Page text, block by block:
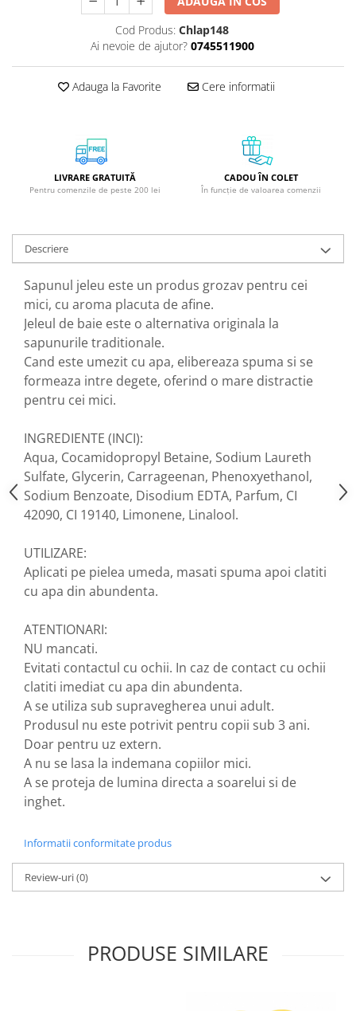
GreenPoint Trade (3 produse)
H3D - O'TOM(2 produse)
Hegron Cosmetics BV (5 produse)
Laboratoarele Remedia (98
produse)
Laboratoire Francodex (15
Landgarten GMBH & CO.KG. (13
produse)
Laropharm (25 produse)
Lavera (4 produse)
Liking S.p.A. (3 produse)
Mebra Brasov (54 produse)
Nateen (28 produse)
Nature Tech (11 produse)
Produse)
Organic Terra (2 produse)
Papoutsanis SA (37 produse)
Pawxie (12 produse)
produse)
ProdNat (6 produse)
Record (5 produse)
Rohto Pharmaceuticals Co (4
produse)
Rolly Brush - Mr.White (10
produse)
Romvac - Imunoinstant (20
produse)
Silc - Laurella (5produse)
Splash (10 produse)
The Bramton Company - Simple
Solution & Out! (8 produse)
Trixie (28 produse)
Van Vliet The Candy Company BV
Protectie Anti-Insecte
Sapun Natural Handmade
Servetele Umede/Hartie Igienica
Uleiuri Esentiale
Cod Produs: Chlap148
Ai nevoie de ajutor? 0745511900
Adauga la Favorite Cere informatii
LIVRARE GRATUITĂ
Pentru comenzile de peste 200 lei
CADOU ÎN COLET
În funcție de valoarea comenzii
Descriere
Sapunul jeleu este un produs grozav pentru cei
mici, cu aroma placuta de afine.
Jeleul de baie este o alternativa originala la
sapunurile traditionale.
Cand este umezit cu apa, elibereaza spuma si se
formeaza intre degete, oferind o mare distractie
pentru cei mici.
INGREDIENTE (INCI):
Aqua, Cocamidopropyl Betaine, Sodium Laureth
Sulfate, Glycerin, Carrageenan, Phenoxyethanol,
Sodium Benzoate, Disodium EDTA, Parfum, CI
42090, CI 19140, Limonene, Linalool.
UTILIZARE:
Aplicati pe pielea umeda, masati spuma apoi clatiti
cu apa din abundenta.
ATENTIONARI:
NU mancati.
Evitati contactul cu ochii. In caz de contact cu ochii
clatiti imediat cu apa din abundenta.
A se utiliza sub supravegherea unui adult.
Produsul nu este potrivit pentru copii sub 3 ani.
Doar pentru uz extern.
A nu se lasa la indemana copiilor mici.
A se proteja de lumina directa a soarelui si de
inghet.
Informatii conformitate produs
Review-uri(0)
PRODUSE SIMILARE